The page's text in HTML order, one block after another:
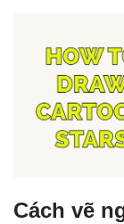
Cách vẽ